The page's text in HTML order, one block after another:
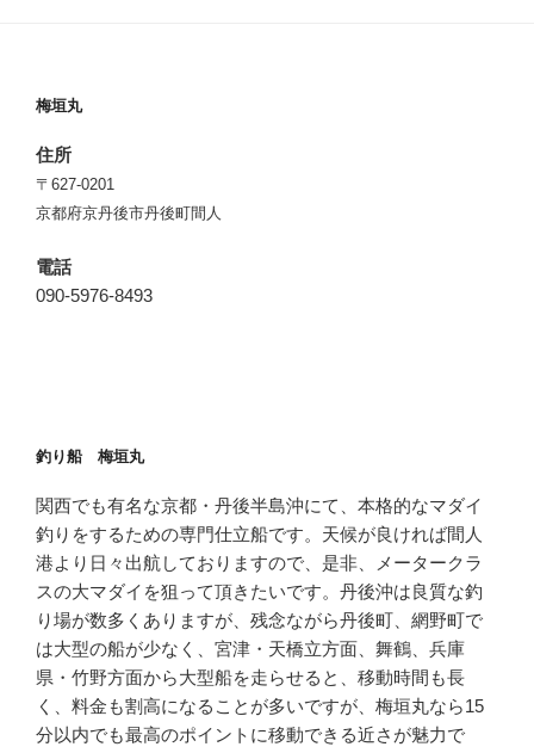
梅垣丸
住所
〒627-0201
京都府京丹後市丹後町間人
電話
090-5976-8493
釣り船 梅垣丸
関西でも有名な京都・丹後半島沖にて、本格的なマダイ
釣りをするための専門仕立船です。天候が良ければ間人
港より日々出航しておりますので、是非、メータークラ
スの大マダイを狙って頂きたいです。丹後沖は良質な釣
り場が数多くありますが、残念ながら丹後町、網野町で
は大型の船が少なく、宮津・天橋立方面、舞鶴、兵庫
県・竹野方面から大型船を走らせると、移動時間も長
く、料金も割高になることが多いですが、梅垣丸なら15
分以内でも最高のポイントに移動できる近さが魅力で